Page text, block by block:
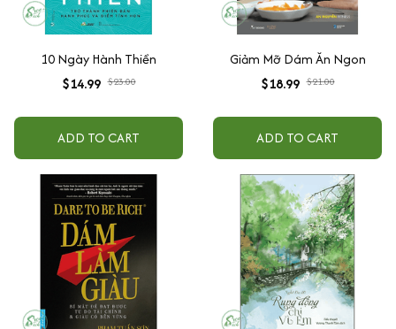
10 Ngày Hành Thiền
$14.99 $23.00
ADD TO CART
Giảm Mỡ Dám Ăn Ngon
$18.99 $21.00
ADD TO CART